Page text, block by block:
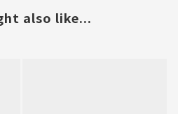
also like...